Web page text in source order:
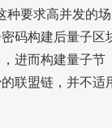
种要求高并发的场
码构建后量子区
进而构建量子节
联盟链，并不适